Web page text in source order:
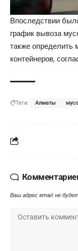
Впоследствии
график вывоза
также определить
контейнеров,
Теги: Алматы
Ваш адрес email не